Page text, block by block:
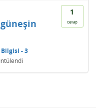
1
cevap
- 3